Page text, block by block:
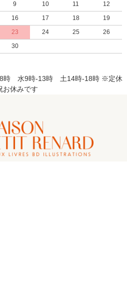
9 10 11
12
16 17 18
19
23 24 25
26
30
時 水9時-13時 土14時-18時 ※定休
お休みです